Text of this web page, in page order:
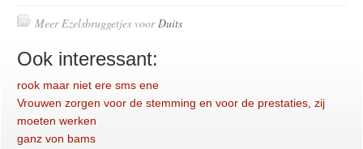
Meer Ezelsbruggetjes voorDuits
Ook interessant:
rook maar niet ere sms ene
Vrouwen zorgen voor de stemming en voor de prestaties, zij
moeten werken
ganz von bams